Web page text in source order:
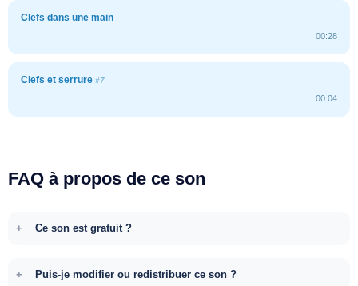
Clefs dans une main
00:28
Clefs et serrure #7
00:04
FAQ à propos de ce son
Ce son est gratuit ?
Puis-je modifier ou redistribuer ce son ?